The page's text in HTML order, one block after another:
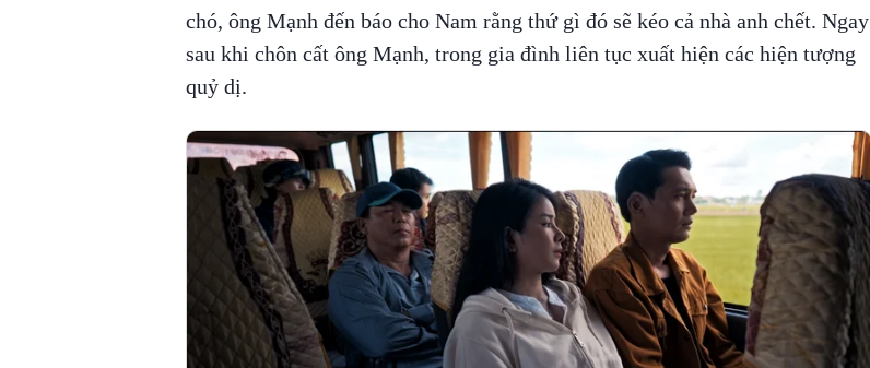
chó, ông Mạnh đến báo cho Nam rằng thứ gì đó sẽ kéo cả nhà anh chết. Ngay
sau khi chôn cất ông Mạnh, trong gia đình liên tục xuất hiện các hiện tượng
quỷ dị.